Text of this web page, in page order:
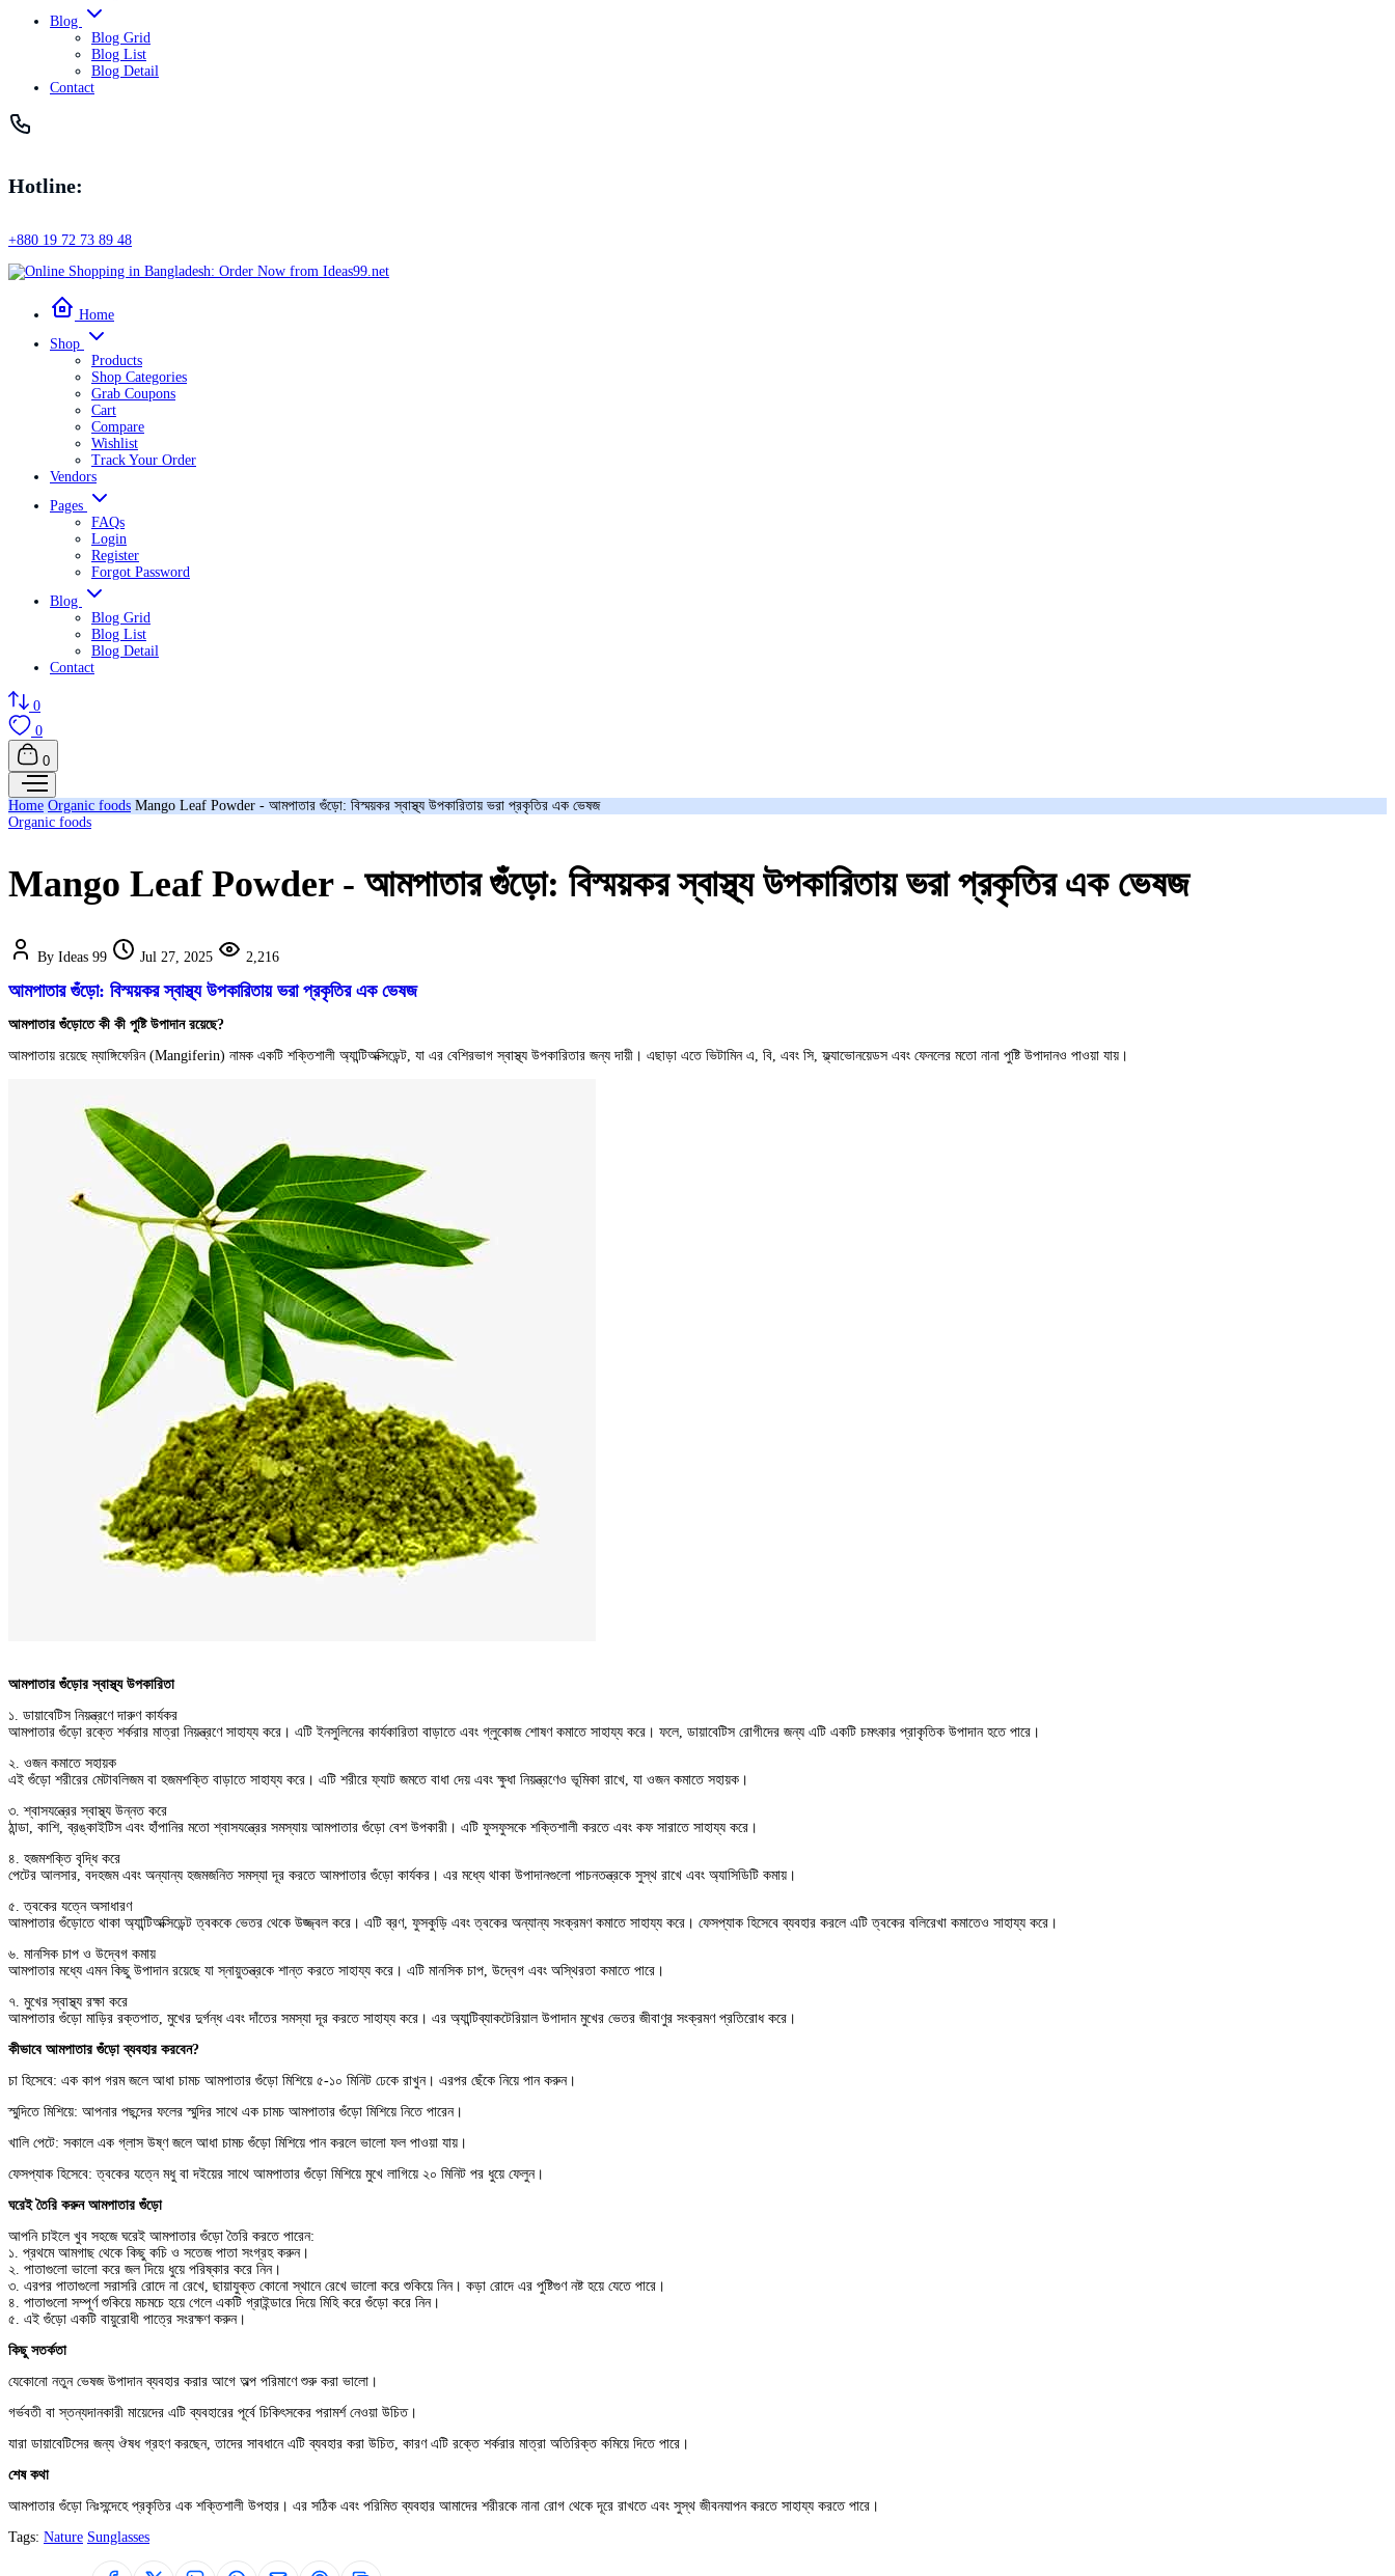
Blog
Blog Grid
Blog List
Blog Detail
Contact
Hotline:
+880 19 72 73 89 48
Home
Shop
Products
Shop Categories
Grab Coupons
Cart
Compare
Wishlist
Track Your Order
Vendors
Pages
FAQs
Login
Register
Forgot Password
Blog
Blog Grid
Blog List
Blog Detail
Contact
0
0
0
Home Organic foods Mango Leaf Powder - আমপাতার গুঁড়ো: বিস্ময়কর স্বাস্থ্য উপকারিতায় ভরা প্রকৃতির এক ভেষজ
Organic foods
Mango Leaf Powder - আমপাতার গুঁড়ো: বিস্ময়কর স্বাস্থ্য উপকারিতায় ভরা প্রকৃতির এক ভেষজ
By Ideas 99 Jul 27, 2025 2,216
আমপাতার গুঁড়ো: বিস্ময়কর স্বাস্থ্য উপকারিতায় ভরা প্রকৃতির এক ভেষজ
আমপাতার গুঁড়োতে কী কী পুষ্টি উপাদান রয়েছে?
আমপাতায় রয়েছে ম্যাঙ্গিফেরিন (Mangiferin) নামক একটি শক্তিশালী অ্যান্টিঅক্সিডেন্ট, যা এর বেশিরভাগ স্বাস্থ্য উপকারিতার জন্য দায়ী। এছাড়া এতে ভিটামিন এ, বি, এবং সি, ফ্ল্যাভোনয়েডস এবং ফেনলের মতো নানা পুষ্টি উপাদানও পাওয়া যায়।
আমপাতার গুঁড়োর স্বাস্থ্য উপকারিতা
১. ডায়াবেটিস নিয়ন্ত্রণে দারুণ কার্যকর
আমপাতার গুঁড়ো রক্তে শর্করার মাত্রা নিয়ন্ত্রণে সাহায্য করে। এটি ইনসুলিনের কার্যকারিতা বাড়াতে এবং গ্লুকোজ শোষণ কমাতে সাহায্য করে। ফলে, ডায়াবেটিস রোগীদের জন্য এটি একটি চমৎকার প্রাকৃতিক উপাদান হতে পারে।
২. ওজন কমাতে সহায়ক
এই গুঁড়ো শরীরের মেটাবলিজম বা হজমশক্তি বাড়াতে সাহায্য করে। এটি শরীরে ফ্যাট জমতে বাধা দেয় এবং ক্ষুধা নিয়ন্ত্রণেও ভূমিকা রাখে, যা ওজন কমাতে সহায়ক।
৩. শ্বাসযন্ত্রের স্বাস্থ্য উন্নত করে
ঠান্ডা, কাশি, ব্রঙ্কাইটিস এবং হাঁপানির মতো শ্বাসযন্ত্রের সমস্যায় আমপাতার গুঁড়ো বেশ উপকারী। এটি ফুসফুসকে শক্তিশালী করতে এবং কফ সারাতে সাহায্য করে।
৪. হজমশক্তি বৃদ্ধি করে
পেটের আলসার, বদহজম এবং অন্যান্য হজমজনিত সমস্যা দূর করতে আমপাতার গুঁড়ো কার্যকর। এর মধ্যে থাকা উপাদানগুলো পাচনতন্ত্রকে সুস্থ রাখে এবং অ্যাসিডিটি কমায়।
৫. ত্বকের যত্নে অসাধারণ
আমপাতার গুঁড়োতে থাকা অ্যান্টিঅক্সিডেন্ট ত্বককে ভেতর থেকে উজ্জ্বল করে। এটি ব্রণ, ফুসকুড়ি এবং ত্বকের অন্যান্য সংক্রমণ কমাতে সাহায্য করে। ফেসপ্যাক হিসেবে ব্যবহার করলে এটি ত্বকের বলিরেখা কমাতেও সাহায্য করে।
৬. মানসিক চাপ ও উদ্বেগ কমায়
আমপাতার মধ্যে এমন কিছু উপাদান রয়েছে যা স্নায়ুতন্ত্রকে শান্ত করতে সাহায্য করে। এটি মানসিক চাপ, উদ্বেগ এবং অস্থিরতা কমাতে পারে।
৭. মুখের স্বাস্থ্য রক্ষা করে
আমপাতার গুঁড়ো মাড়ির রক্তপাত, মুখের দুর্গন্ধ এবং দাঁতের সমস্যা দূর করতে সাহায্য করে। এর অ্যান্টিব্যাকটেরিয়াল উপাদান মুখের ভেতর জীবাণুর সংক্রমণ প্রতিরোধ করে।
কীভাবে আমপাতার গুঁড়ো ব্যবহার করবেন?
চা হিসেবে: এক কাপ গরম জলে আধা চামচ আমপাতার গুঁড়ো মিশিয়ে ৫-১০ মিনিট ঢেকে রাখুন। এরপর ছেঁকে নিয়ে পান করুন।
স্মুদিতে মিশিয়ে: আপনার পছন্দের ফলের স্মুদির সাথে এক চামচ আমপাতার গুঁড়ো মিশিয়ে নিতে পারেন।
খালি পেটে: সকালে এক গ্লাস উষ্ণ জলে আধা চামচ গুঁড়ো মিশিয়ে পান করলে ভালো ফল পাওয়া যায়।
ফেসপ্যাক হিসেবে: ত্বকের যত্নে মধু বা দইয়ের সাথে আমপাতার গুঁড়ো মিশিয়ে মুখে লাগিয়ে ২০ মিনিট পর ধুয়ে ফেলুন।
ঘরেই তৈরি করুন আমপাতার গুঁড়ো
আপনি চাইলে খুব সহজে ঘরেই আমপাতার গুঁড়ো তৈরি করতে পারেন:
১. প্রথমে আমগাছ থেকে কিছু কচি ও সতেজ পাতা সংগ্রহ করুন।
২. পাতাগুলো ভালো করে জল দিয়ে ধুয়ে পরিষ্কার করে নিন।
৩. এরপর পাতাগুলো সরাসরি রোদে না রেখে, ছায়াযুক্ত কোনো স্থানে রেখে ভালো করে শুকিয়ে নিন। কড়া রোদে এর পুষ্টিগুণ নষ্ট হয়ে যেতে পারে।
৪. পাতাগুলো সম্পূর্ণ শুকিয়ে মচমচে হয়ে গেলে একটি গ্রাইন্ডারে দিয়ে মিহি করে গুঁড়ো করে নিন।
৫. এই গুঁড়ো একটি বায়ুরোধী পাত্রে সংরক্ষণ করুন।
কিছু সতর্কতা
যেকোনো নতুন ভেষজ উপাদান ব্যবহার করার আগে অল্প পরিমাণে শুরু করা ভালো।
গর্ভবতী বা স্তন্যদানকারী মায়েদের এটি ব্যবহারের পূর্বে চিকিৎসকের পরামর্শ নেওয়া উচিত।
যারা ডায়াবেটিসের জন্য ঔষধ গ্রহণ করছেন, তাদের সাবধানে এটি ব্যবহার করা উচিত, কারণ এটি রক্তে শর্করার মাত্রা অতিরিক্ত কমিয়ে দিতে পারে।
শেষ কথা
আমপাতার গুঁড়ো নিঃসন্দেহে প্রকৃতির এক শক্তিশালী উপহার। এর সঠিক এবং পরিমিত ব্যবহার আমাদের শরীরকে নানা রোগ থেকে দূরে রাখতে এবং সুস্থ জীবনযাপন করতে সাহায্য করতে পারে।
Tags: Nature Sunglasses